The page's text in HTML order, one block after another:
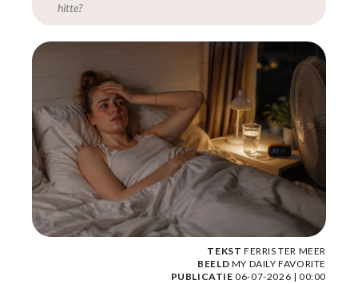
hitte?
TEKST FERRIS TER MEER
BEELD MY DAILY FAVORITE
PUBLICATIE06-07-2026 | 00:00